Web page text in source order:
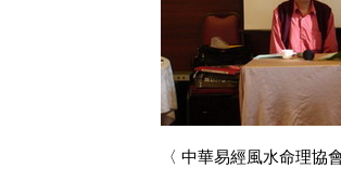
〈 中華易經風水命理協